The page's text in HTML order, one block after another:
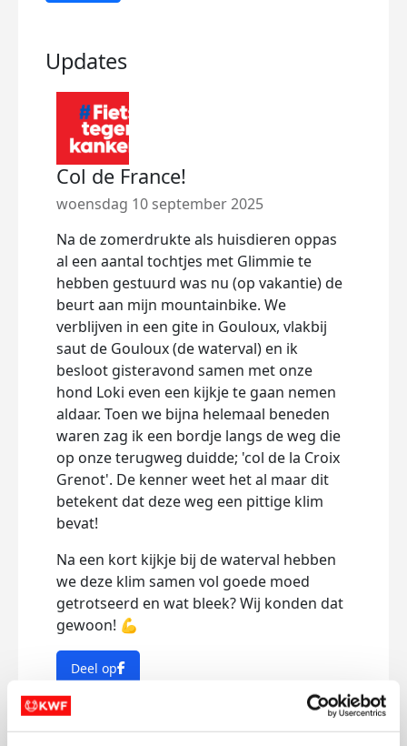
Updates
Col de France!
woensdag 10 september 2025
Na de zomerdrukte als huisdieren oppas
al een aantal tochtjes met Glimmie te
hebben gestuurd was nu (op vakantie) de
beurt aan mijn mountainbike. We
verblijven in een gite in Gouloux, vlakbij
saut de Gouloux (de waterval) en ik
besloot gisteravond samen met onze
hond Loki even een kijkje te gaan nemen
aldaar. Toen we bijna helemaal beneden
waren zag ik een bordje langs de weg die
op onze terugweg duidde; 'col de la Croix
Grenot'. De kenner weet het al maar dit
betekent dat deze weg een pittige klim
bevat!
Na een kort kijkje bij de waterval hebben
we deze klim samen vol goede moed
getrotseerd en wat bleek? Wij konden dat
gewoon! 💪
Deel op